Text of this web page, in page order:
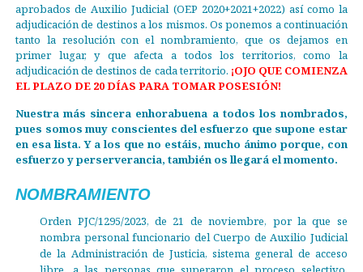
aprobados de Auxilio Judicial (OEP 2020+2021+2022) así como la
adjudicación de destinos a los mismos. Os ponemos a continuación
tanto la resolución con el nombramiento, que os dejamos en
primer lugar, y que afecta a todos los territorios, como la
adjudicación de destinos de cada territorio. ¡OJO QUE COMIENZA
EL PLAZO DE 20 DÍAS PARA TOMAR POSESIÓN!
Nuestra más sincera enhorabuena a todos los nombrados,
pues somos muy conscientes del esfuerzo que supone estar
en esa lista. Y a los que no estáis, mucho ánimo porque, con
esfuerzo y perserverancia, también os llegará el momento.
NOMBRAMIENTO
Orden PJC/1295/2023, de 21 de noviembre, por la que se
nombra personal funcionario del Cuerpo de Auxilio Judicial
de la Administración de Justicia, sistema general de acceso